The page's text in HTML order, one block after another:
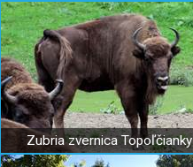
Zubria zvernica Topoľčianky